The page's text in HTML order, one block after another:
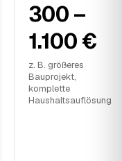
300 –
1.100 €
z. B. größeres
Bauprojekt,
komplette
Haushaltsauflösung